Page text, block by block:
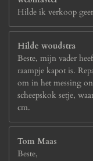
Hilde ik verkoop
Hilde woudstra
Beste, mijn vader
raampje kapot is.
om in het messing
scheepskok setje,
cm.
Tom Maas
Beste,